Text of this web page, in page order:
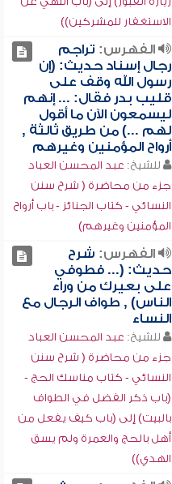
الاستغفار للمشركين))
الفهرس: تراجم
رجال إسناد حديث: (إن
رسول الله وقف على
قليب بدر فقال: ... إنهم
ليسمعون الآن ما أقول
لهم ...) من طريق ثالثة ,
أرواح المؤمنين وغيرهم
للشيخ: عبد المحسن العباد
جزء من محاضرة ( شرح سنن
النسائي - كتاب الجنائز - باب أرواح
المؤمنين وغيرهم)
الفهرس: شرح
حديث: (... فطوفي
على بعيرك من وراء
الناس) , طواف الرجال مع
النساء
للشيخ: عبد المحسن العباد
جزء من محاضرة ( شرح سنن
النسائي - كتاب مناسك الحج -
(باب ذكر الفضل في الطواف
بالبيت) إلى (باب كيف يفعل من
أهل بالحج والعمرة ولم يسق
الهدي))